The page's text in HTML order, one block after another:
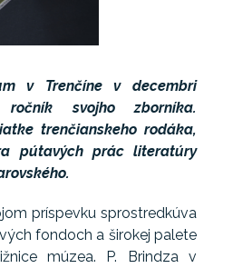
v Trenčíne v decembri
svojho zborníka.
trenčianskeho rodáka,
pútavých prác literatúry
príspevku sprostredkúva
fondoch a širokej palete
múzea. P. Brindza v